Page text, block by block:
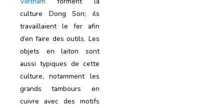
culture Dong Son; ils
travaillaient le fer afin
d’en faire des outils. Les
objets en laiton sont
aussi typiques de cette
culture, notamment les
grands tambours en
cuivre avec des motifs